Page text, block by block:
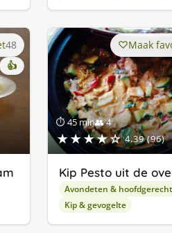
48
👍
⏱ 45 min👥 4
★★★★☆ 4.39 (96)
Maak
Kip Pesto uit de
Avondeten &
Kip & gevogelte